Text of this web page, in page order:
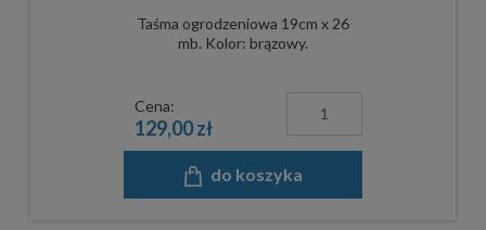
Taśma ogrodzeniowa 19cm x 26
mb. Kolor: brązowy.
Cena:
129,00 zł
do koszyka